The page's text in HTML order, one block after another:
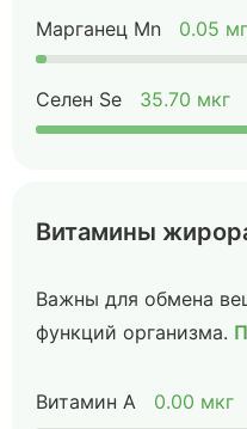
Марганец Mn 0.05 мг
Селен Se 35.70 мкг
Витамины
Важны для обмена
функций организма.
Витамин А 0.00 мкг